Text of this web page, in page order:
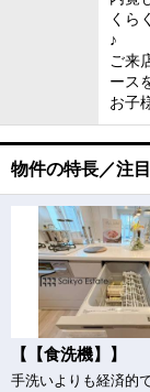
くら
♪
ご来
ース
お子
物件の特長／注
【【食洗機】】